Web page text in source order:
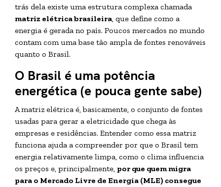
trás dela existe uma estrutura complexa chamada
matriz elétrica brasileira, que define como a
energia é gerada no país. Poucos mercados no mundo
contam com uma base tão ampla de fontes renováveis
quanto o Brasil.
O Brasil é uma potência
energética (e pouca gente sabe)
A matriz elétrica é, basicamente, o conjunto de fontes
usadas para gerar a eletricidade que chega às
empresas e residências. Entender como essa matriz
funciona ajuda a compreender por que o Brasil tem
energia relativamente limpa, como o clima influencia
os preços e, principalmente, por que quem migra
para o Mercado Livre de Energia (MLE) consegue